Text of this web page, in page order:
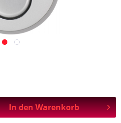
In denWarenkorb